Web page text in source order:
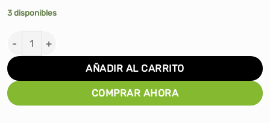
3 disponibles
PELOTA DE FUTBOL SHOWGOL SHO-3400
AÑADIR AL CARRITO
COMPRAR AHORA